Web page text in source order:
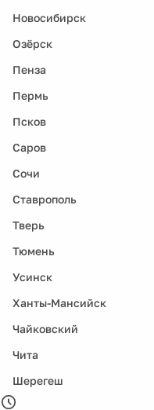
Новосибирск
Озёрск
Пенза
Пермь
Псков
Саров
Сочи
Ставрополь
Тверь
Тюмень
Усинск
Ханты-Мансийск
Чайковский
Чита
Шерегеш